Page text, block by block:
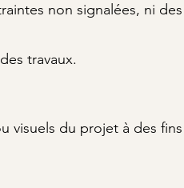
non signalées, ni des
travaux.
visuels du projet à des fins